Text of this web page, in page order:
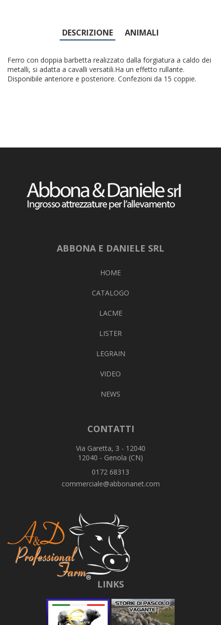
DESCRIZIONE ANIMALI
Ferro con doppia barbetta realizzato dalla forgiatura a caldo dei
metalli, si adatta a cavalli versatili.Ha un effetto rullante.
Disponibile anteriore e posteriore. Confezioni da 15 coppie.
ABBONA E DANIELE SRL
HOME
CATALOGO
LACME
LISTER
LEGRAIN
VIDEO
NEWS
CONTATTI
Via Garetta, 3 - 12040
12040 - Genola (CN)
0172 68313
commerciale@abbonanet.com
LINKS